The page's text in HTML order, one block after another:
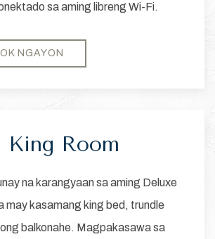
sa aming libreng Wi-Fi.
NGAYON
King Room
na karangyaan sa aming Deluxe
may kasamang king bed, trundle
balkonahe. Magpakasawa sa